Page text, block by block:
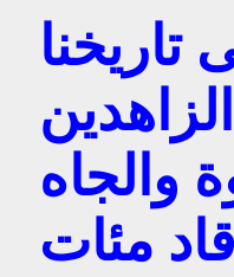
تاريخنا
والجاه
مئات